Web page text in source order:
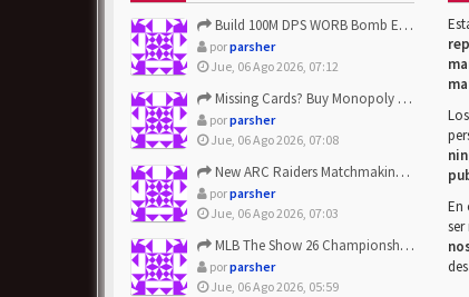
Build 100M DPS WORB Bomb Elementalist Fast - Grab POE Curren...
porparsher
Jue, 06 Ago 2026, 07:12
Missing Cards? Buy Monopoly Go Happy Harvest with Looney Tun...
porparsher
Jue, 06 Ago 2026, 07:08
New ARC Raiders Matchmaking Update: Stop Failed - Grab Bluep...
porparsher
Jue, 06 Ago 2026, 07:03
MLB The Show 26 Championship Series Update! Get Cheap & ...
porparsher
Jue, 06 Ago 2026, 05:59
En